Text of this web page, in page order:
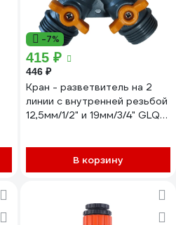
-7%
415 ₽
446 ₽
Кран - разветвитель на 2
линии с внутренней резьбой
12,5мм/1/2" и 19мм/3/4" GLQ
В корзину